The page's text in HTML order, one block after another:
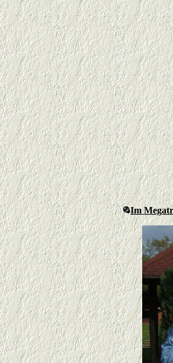
Im